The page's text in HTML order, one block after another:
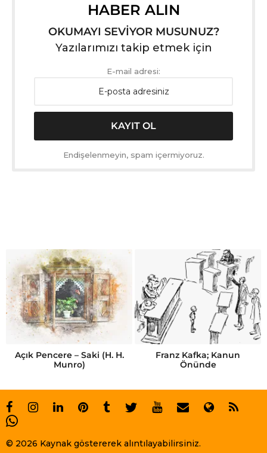
HABER ALIN
OKUMAYI SEVİYOR MUSUNUZ?
Yazılarımızı takip etmek için
E-mail adresi:
Endişelenmeyin, spam içermiyoruz.
Açık Pencere – Saki (H. H.
Munro)
Franz Kafka; Kanun
Önünde
© 2026 Kaynak göstererek alıntılayabilirsiniz.